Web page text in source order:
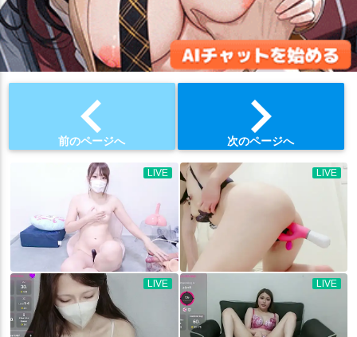
chevron_left
前のページへ chevron_right
次のページへ